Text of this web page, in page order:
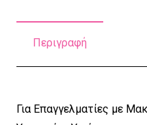
Cherries
Cotton
ποσότητα
Περιγραφή
Για Επαγγελματίες με